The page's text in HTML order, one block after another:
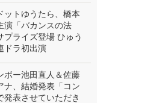
ットゆうたら、橋本
演「バカンスの法
プライズ登場 ひゅう
ドラ初出演
ボー池田直人＆佐藤
ナ、結婚発表「コン
発表させていただき